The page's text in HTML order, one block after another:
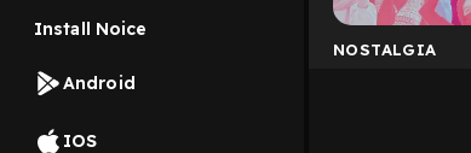
Install Noice
Android
IOS
NOSTALGIA